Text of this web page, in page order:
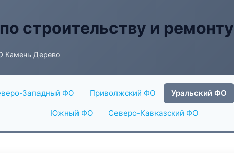
строительству и ремонту
Камень Дерево
Западный ФО Приволжский ФО Уральский ФО
Южный ФО Северо-Кавказский ФО